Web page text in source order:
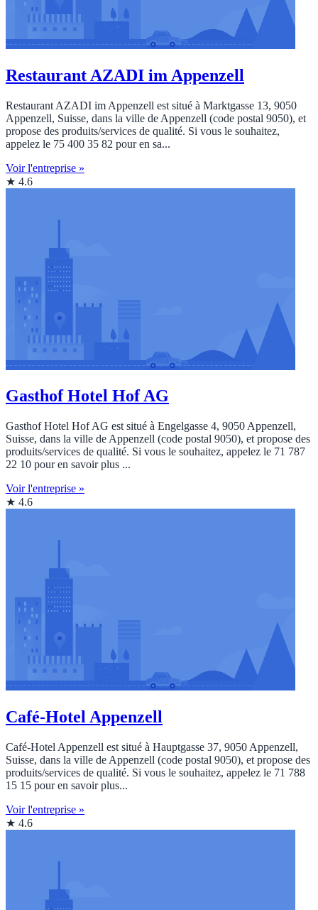
Restaurant AZADI im Appenzell
Restaurant AZADI im Appenzell est situé à Marktgasse 13, 9050
Appenzell, Suisse, dans la ville de Appenzell (code postal 9050), et
propose des produits/services de qualité. Si vous le souhaitez,
appelez le 75 400 35 82 pour en sa...
Voir l'entreprise »
★ 4.6
Gasthof Hotel Hof AG
Gasthof Hotel Hof AG est situé à Engelgasse 4, 9050 Appenzell,
Suisse, dans la ville de Appenzell (code postal 9050), et propose des
produits/services de qualité. Si vous le souhaitez, appelez le 71 787
22 10 pour en savoir plus ...
Voir l'entreprise »
★ 4.6
Café-Hotel Appenzell
Café-Hotel Appenzell est situé à Hauptgasse 37, 9050 Appenzell,
Suisse, dans la ville de Appenzell (code postal 9050), et propose des
produits/services de qualité. Si vous le souhaitez, appelez le 71 788
15 15 pour en savoir plus...
Voir l'entreprise »
★ 4.6